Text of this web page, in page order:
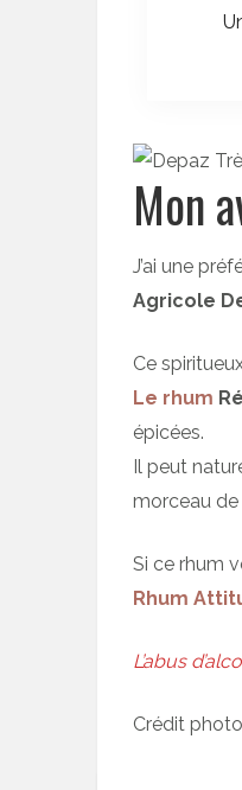
Mon
J’ai une
Agricole
Ce
Le rhum
épicées.
Il peut
morceau
Si ce rhum
Rhum
L’abus
Crédit